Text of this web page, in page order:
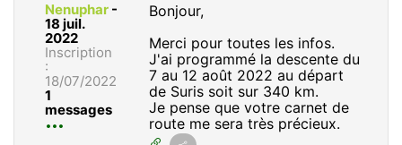
Nenuphar -
18 juil.
2022
Inscription
:
18/07/2022
1
messages
Bonjour,
Merci pour toutes les infos.
J'ai programmé la descente du
7 au 12 août 2022 au départ
de Suris soit sur 340 km.
Je pense que votre carnet de
route me sera très précieux.